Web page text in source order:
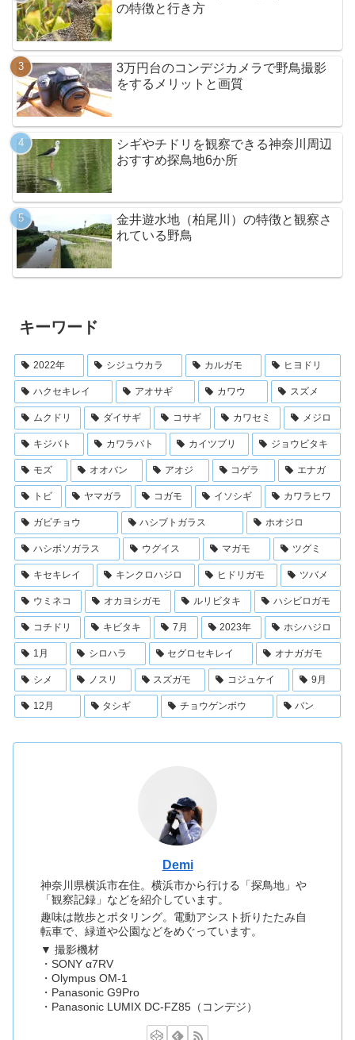
の特徴と行き方
3万円台のコンデジカメラで野鳥撮影
をするメリットと画質
シギやチドリを観察できる神奈川周辺
おすすめ探鳥地6か所
金井遊水地（柏尾川）の特徴と観察さ
れている野鳥
キーワード
2022年 シジュウカラ カルガモ ヒヨドリ
ハクセキレイ アオサギ カワウ スズメ
ムクドリ ダイサギ コサギ カワセミ メジロ
キジバト カワラバト カイツブリ ジョウビタキ
モズ オオバン アオジ コゲラ エナガ
トビ ヤマガラ コガモ イソシギ カワラヒワ
ガビチョウ ハシブトガラス ホオジロ
ハシボソガラス ウグイス マガモ ツグミ
キセキレイ キンクロハジロ ヒドリガモ ツバメ
ウミネコ オカヨシガモ ルリビタキ ハシビロガモ
コチドリ キビタキ 7月 2023年 ホシハジロ
1月 シロハラ セグロセキレイ オナガガモ
シメ ノスリ スズガモ コジュケイ 9月
12月 タシギ チョウゲンボウ バン
Demi
神奈川県横浜市在住。横浜市から行ける「探鳥地」や
「観察記録」などを紹介しています。
趣味は散歩とポタリング。電動アシスト折りたたみ自
転車で、緑道や公園などをめぐっています。
▼ 撮影機材
・SONY α7RV
・Olympus OM-1
・Panasonic G9Pro
・Panasonic LUMIX DC-FZ85（コンデジ）